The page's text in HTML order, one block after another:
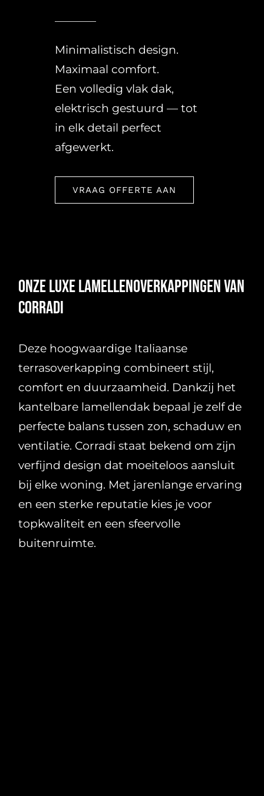
PRIJSINDICATIE
Minimalistisch design.
Maximaal comfort.
Een volledig vlak dak,
elektrisch gestuurd — tot
in elk detail perfect
afgewerkt.
VRAAG OFFERTE AAN
Onze luxe lamellenoverkappingen van
Corradi
Deze hoogwaardige Italiaanse
terrasoverkapping combineert stijl,
comfort en duurzaamheid. Dankzij het
kantelbare lamellendak bepaal je zelf de
perfecte balans tussen zon, schaduw en
ventilatie. Corradi staat bekend om zijn
verfijnd design dat moeiteloos aansluit
bij elke woning. Met jarenlange ervaring
en een sterke reputatie kies je voor
topkwaliteit en een sfeervolle
buitenruimte.